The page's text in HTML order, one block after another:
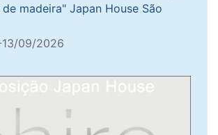
madeira" Japan House São
09/2026